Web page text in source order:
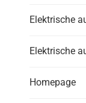
Elektrische
Elektrische
Homepage